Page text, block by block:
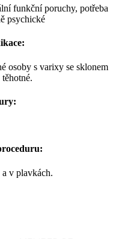
funkční poruchy, potřeba
psychické
osoby s varixy se sklonem
v plavkách.